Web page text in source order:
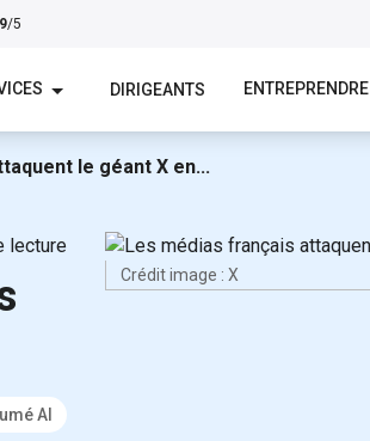
/5
DIRIGEANTS ENTREPRENDRE
le géant X en...
lecture
AI
Crédit image : X